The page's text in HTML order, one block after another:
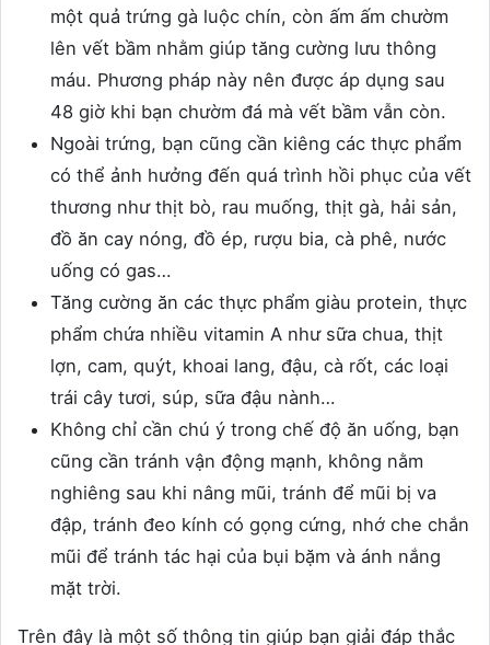
một quả trứng gà luộc chín, còn ấm ấm chườm
lên vết bầm nhằm giúp tăng cường lưu thông
máu. Phương pháp này nên được áp dụng sau
48 giờ khi bạn chườm đá mà vết bầm vẫn còn.
Ngoài trứng, bạn cũng cần kiêng các thực phẩm
có thể ảnh hưởng đến quá trình hồi phục của vết
thương như thịt bò, rau muống, thịt gà, hải sản,
đồ ăn cay nóng, đồ ép, rượu bia, cà phê, nước
uống có gas…
Tăng cường ăn các thực phẩm giàu protein, thực
phẩm chứa nhiều vitamin A như sữa chua, thịt
lợn, cam, quýt, khoai lang, đậu, cà rốt, các loại
trái cây tươi, súp, sữa đậu nành…
Không chỉ cần chú ý trong chế độ ăn uống, bạn
cũng cần tránh vận động mạnh, không nằm
nghiêng sau khi nâng mũi, tránh để mũi bị va
đập, tránh đeo kính có gọng cứng, nhớ che chắn
mũi để tránh tác hại của bụi bặm và ánh nắng
mặt trời.
Trên đây là một số thông tin giúp bạn giải đáp thắc